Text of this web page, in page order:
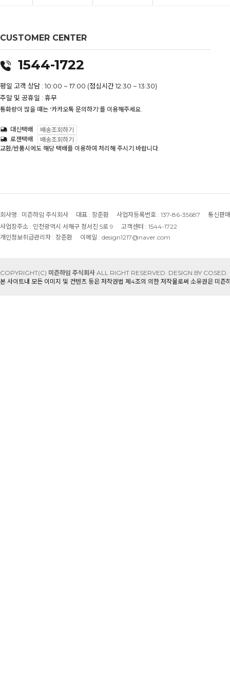
CUSTOMER CENTER
1544-1722
평일 고객 상담 : 10:00 ~ 17:00 (점심시간 12:30 ~ 13:30)
주말 및 공휴일 : 휴무
통화량이 많을 때는 '카카오톡 문의하기'를 이용해주세요.
대신택배
배송조회하기
로젠택배
배송조회하기
교환/반품시에도 해당 택배를 이용하여 처리해 주시기 바랍니다.
회사명 : 미즌하임 주식회사 대표 : 장준환 사업자등록번호 : 137-86-35687
통신판
사업장주소 : 인천광역시 서해구 정서진 5로 9 고객센터 : 1544-1722
개인정보취급관리자 : 장준환 이메일 : design1217@naver.com
COPYRIGHT(C) 미즌하임 주식회사 ALL RIGHT RESERVED. DESIGN BY COSED.
본 사이트내 모든 이미지 및 컨텐츠 등은 저작권법 제4조의 의한 저작물로써 소유권은 미